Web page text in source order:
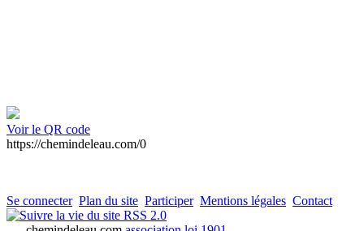
Voir le QR code
https://chemindeleau.com/0
Se connecter Plan du site Participer Mentions légales Contact
RSS 2.0